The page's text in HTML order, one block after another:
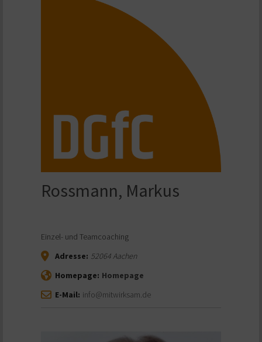
Rossmann, Markus
Einzel- und Teamcoaching
Adresse: 52064Aachen
Homepage: Homepage
E-Mail: info@mitwirksam.de